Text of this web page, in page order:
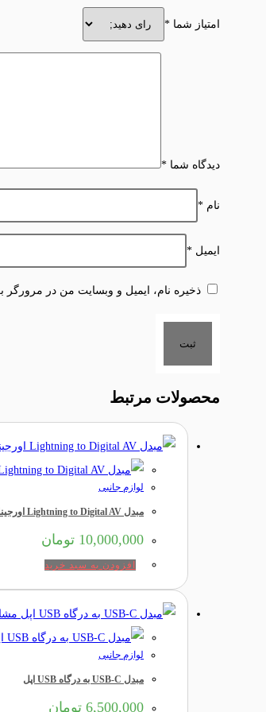
امتیاز شما *
دیدگاه شما *
نام *
ایمیل *
ذخیره نام، ایمیل و وبسایت من در مرورگر
محصولات مرتبط
لوازم جانبی
مبدل Lightning to Digital AV اورجینال اپل
10,000,000 تومان
افزودن به سبد خرید
لوازم جانبی
مبدل USB-C به درگاه USB اپل
6,500,000 تومان